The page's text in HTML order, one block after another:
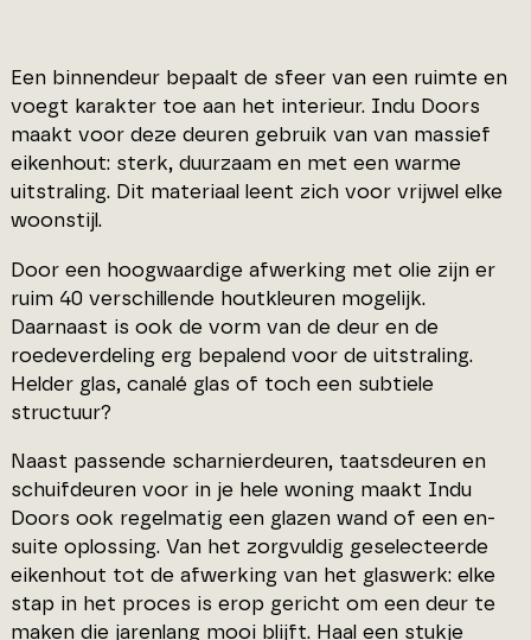
Een binnendeur bepaalt de sfeer van een ruimte en
voegt karakter toe aan het interieur. Indu Doors
maakt voor deze deuren gebruik van van massief
eikenhout: sterk, duurzaam en met een warme
uitstraling. Dit materiaal leent zich voor vrijwel elke
woonstijl.
Door een hoogwaardige afwerking met olie zijn er
ruim 40 verschillende houtkleuren mogelijk.
Daarnaast is ook de vorm van de deur en de
roedeverdeling erg bepalend voor de uitstraling.
Helder glas, canalé glas of toch een subtiele
structuur?
Naast passende scharnierdeuren, taatsdeuren en
schuifdeuren voor in je hele woning maakt Indu
Doors ook regelmatig een glazen wand of een en-
suite oplossing. Van het zorgvuldig geselecteerde
eikenhout tot de afwerking van het glaswerk: elke
stap in het proces is erop gericht om een deur te
maken die jarenlang mooi blijft. Haal een stukje